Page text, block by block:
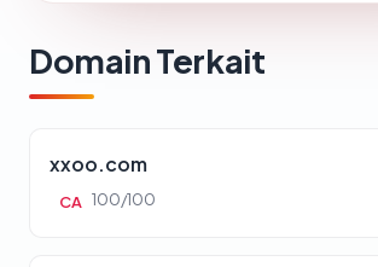
Domain Terkait
xxoo.com
CA 100/100